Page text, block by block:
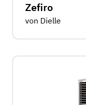
Zefiro
von Dielle